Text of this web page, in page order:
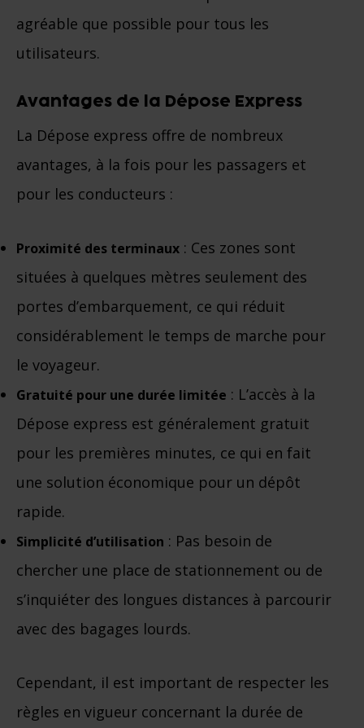
agréable que possible pour tous les
utilisateurs.
Avantages de la Dépose Express
La Dépose express offre de nombreux
avantages, à la fois pour les passagers et
pour les conducteurs :
Proximité des terminaux : Ces zones sont
situées à quelques mètres seulement des
portes d’embarquement, ce qui réduit
considérablement le temps de marche pour
le voyageur.
Gratuité pour une durée limitée : L’accès à la
Dépose express est généralement gratuit
pour les premières minutes, ce qui en fait
une solution économique pour un dépôt
rapide.
Simplicité d’utilisation : Pas besoin de
chercher une place de stationnement ou de
s’inquiéter des longues distances à parcourir
avec des bagages lourds.
Cependant, il est important de respecter les
règles en vigueur concernant la durée de